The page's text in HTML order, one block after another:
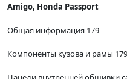
Amigo, Honda Passport
Общая информация 179
Компоненты кузова и рамы 179